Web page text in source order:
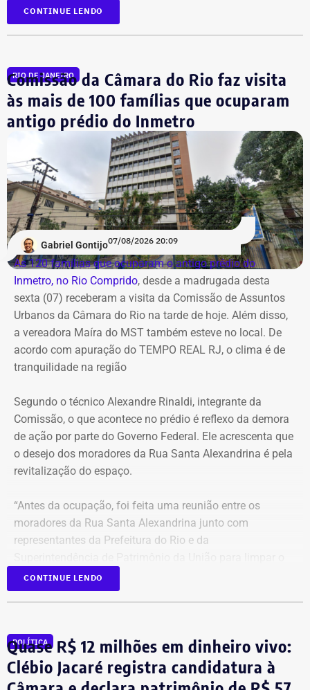
Ao todo, o moço já pode dizer que tem 17 meses, ou 519
dias, de experiência no executivo municipal.
temperaturas entre 20°C e 31°C e ventos fracos na maior
parte do dia.
livre, a principal atenção fica para a possibilidade de
chuva e para a mudança no cenário dos ventos ao longo
dos dias.
Domingo terá calor e ventos mais
fortes
Já no domingo (9), o vento volta a ganhar força. A
previsão aponta rajadas entre 50 km/h e 70 km/h em
todo o estado do Rio. O aumento está associado à
chegada de uma nova frente fria, que avança pelo
Sudeste.
Na cidade do Rio, o domingo será mais quente, com
mínima prevista de 21°C e máxima de 36°C. A previsão
indica sol entre nuvens durante o dia, com aumento da
nebulosidade e possibilidade de pancadas de chuva à
A mudança ocorre com o afastamento da frente fria que
atuou sobre o estado e a aproximação de um novo
sistema.
CONTINUE LENDO
RIO DE JANEIRO
Comissão da Câmara do Rio faz visita
às mais de 100 famílias que ocuparam
antigo prédio do Inmetro
Gabriel Gontijo07/08/2026 20:09
As 120 famílias que ocuparam o antigo prédio do
Inmetro, no Rio Comprido, desde a madrugada desta
sexta (07) receberam a visita da Comissão de Assuntos
Urbanos da Câmara do Rio na tarde de hoje. Além disso,
a vereadora Maíra do MST também esteve no local. De
acordo com apuração do TEMPO REAL RJ, o clima é de
tranquilidade na região
Segundo o técnico Alexandre Rinaldi, integrante da
Comissão, o que acontece no prédio é reflexo da demora
de ação por parte do Governo Federal. Ele acrescenta que
o desejo dos moradores da Rua Santa Alexandrina é pela
revitalização do espaço.
“Antes da ocupação, foi feita uma reunião entre os
moradores da Rua Santa Alexandrina junto com
representantes da Prefeitura do Rio e da
terreno até passar para o Arquivo Nacional. Mas o
Governo Federal demorou tanto para agir que hoje
comentou.
CONTINUE LENDO
POLÍTICA
Quase R$ 12 milhões em dinheiro vivo:
Clébio Jacaré registra candidatura à